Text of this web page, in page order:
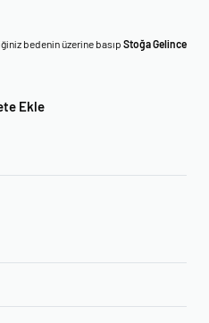
bedenin üzerine basıp Stoğa Gelince
Ekle